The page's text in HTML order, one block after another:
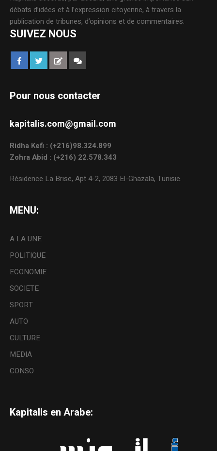
débats d’idées et à l’expression citoyenne, à travers la
publication de tribunes, d’opinions et de commentaires.
SUIVEZ NOUS
Pour nous contacter
kapitalis.com@gmail.com
Ridha Kefi : (+216)98.324.899
Zohra Abid : (+216) 22.578.343
Résidence La Brise, Apt 4-2, 2083 El-Ghazala, Tunisie.
MENU:
A LA UNE
POLITIQUE
ECONOMIE
SOCIETE
SPORT
AUTO
CULTURE
MEDIA
CONSO
Kapitalis en Arabe: